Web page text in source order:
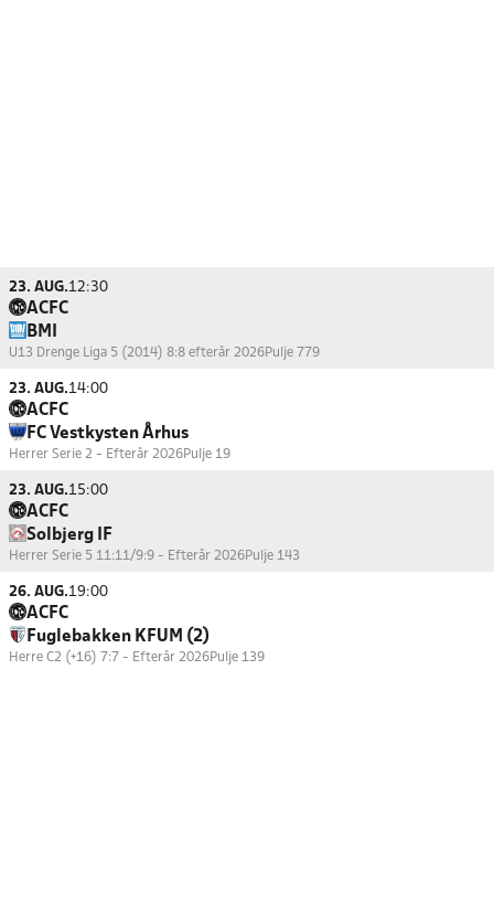
23. AUG.12:30
ACFC
BMI
U13 Drenge Liga 5 (2014) 8:8 efterår 2026Pulje 779
23. AUG.14:00
ACFC
FC Vestkysten Århus
Herrer Serie 2 - Efterår 2026Pulje 19
23. AUG.15:00
ACFC
Solbjerg IF
Herrer Serie 5 11:11/9:9 - Efterår 2026Pulje 143
26. AUG.19:00
ACFC
Fuglebakken KFUM (2)
Herre C2 (+16) 7:7 - Efterår 2026Pulje 139